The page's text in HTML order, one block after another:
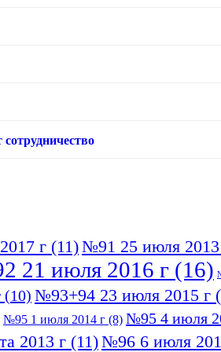
г (11)№91 25 июля 2013
21 июля 2016 г (16)
(10) №93+94 23 июля 2015 г
№95 1 июля 2014 г (8) №95 4 июля
2013 г (11)№96 6 июля